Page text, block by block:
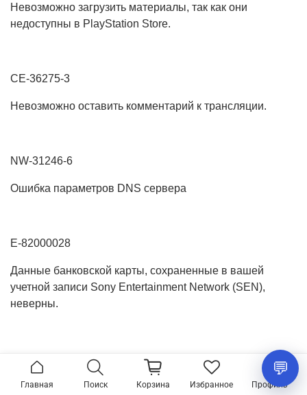
Невозможно загрузить материалы, так как они
недоступны в PlayStation Store.
CE-36275-3
Невозможно оставить комментарий к трансляции.
NW-31246-6
Ошибка параметров DNS сервера
E-82000028
Данные банковской карты, сохраненные в вашей
учетной записи Sony Entertainment Network (SEN),
неверны.
CE-33319-9
Не получается загрузить в сеть видеоклип/снимок
Главная Поиск Корзина Избранное Профиль